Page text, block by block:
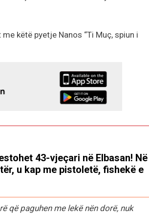
këtë pyetje Nanos “Ti Muç, spiun i
43-vjeçari në Elbasan! Në
u kap me pistoletë, fishekë e
që paguhen me lekë nën dorë, nuk